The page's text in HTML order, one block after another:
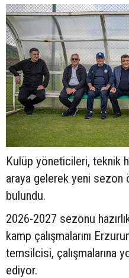
Kulüp yöneticileri, teknik
araya gelerek yeni sezon
bulundu.
2026-2027 sezonu
kamp çalışmalarını
temsilcisi, çalışmalarına
ediyor.